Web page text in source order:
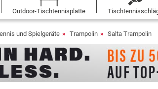
Outdoor-Tischtennisplatte
und Spielgeräte Trampolin Salta Trampolin